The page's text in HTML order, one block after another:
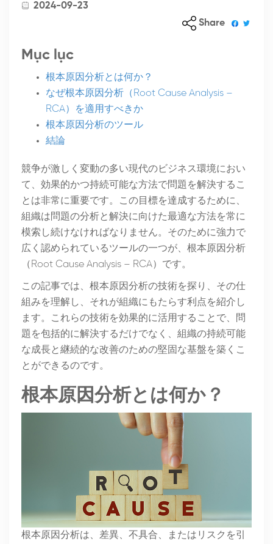
2024-09-23
Share
Mục lục
根本原因分析とは何か？
なぜ根本原因分析（Root Cause Analysis –
RCA）を適用すべきか
根本原因分析のツール
結論
競争が激しく変動の多い現代のビジネス環境におい
て、効果的かつ持続可能な方法で問題を解決するこ
とは非常に重要です。この目標を達成するために、
組織は問題の分析と解決に向けた最適な方法を常に
模索し続けなければなりません。そのために強力で
広く認められているツールの一つが、根本原因分析
（Root Cause Analysis – RCA）です。
この記事では、根本原因分析の技術を探り、その仕
組みを理解し、それが組織にもたらす利点を紹介し
ます。これらの技術を効果的に活用することで、問
題を包括的に解決するだけでなく、組織の持続可能
な成長と継続的な改善のための堅固な基盤を築くこ
とができるのです。
根本原因分析とは何か？
根本原因分析は、差異、不具合、またはリスクを引